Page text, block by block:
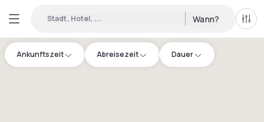
Stadt, Hotel, ... Wann? Alle
Ankunftszeit Abreisezeit Dauer